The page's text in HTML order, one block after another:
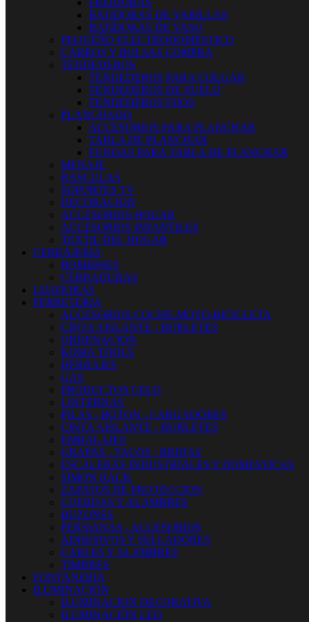
FREIDORAS
BATIDORAS DE VARILLAS
BATIDORAS DE VASO
PEQUEÑO ELECTRODOMESTICO
CARROS Y BOLSAS COMPRA
TENDEDEROS
TENDEDEROS PARA COLGAR
TENDEDEROS DE SUELO
TENDEDEROS FIJOS
PLANCHADO
ACCESORIOS PARA PLANCHAR
TABLA DE PLANCHAR
FUNDAS PARA TABLA DE PLANCHAR
MENAJE
BASCULAS
SOPORTES TV
DECORACION
ACCESORIOS HOGAR
ACCESORIOS INFANTILES
TEXTIL DEL HOGAR
CERRAJERIA
BOMBINES
CERRADURAS
LIJADORAS
FERRETERIA
ACCESORIOS COCHE-MOTO-BICICLETA
CINTA AISLANTE - BURLETES
ORDENACION
KOMA TOOLS
HERRAJES
GAS
PRODUCTOS CELO
LINTERNAS
PILAS - BOTON - CARGADORES
CINTA AISLANTE - BURLETES
EMBALAJES
GRAPAS - TACOS - BRIDAS
ESCALERAS INDUSTRIALES Y DOMESTICAS
SIMON RACK
ZAPATOS DE PROTECCION
CUERDAS Y ALAMBRES
BUZONES
PERSIANAS - ACCESORIOS
ADHESIVOS Y SELLADORES
CABLES Y ALAMBRES
TIMBRES
FONTANERIA
ILUMINACION
ILUMINACION DECORATIVA
ILUMINACIÓN LED